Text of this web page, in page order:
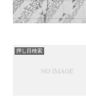
押し目検索